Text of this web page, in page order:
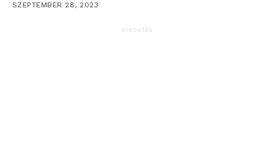
SZEPTEMBER 28, 2023
HIRDETÉS